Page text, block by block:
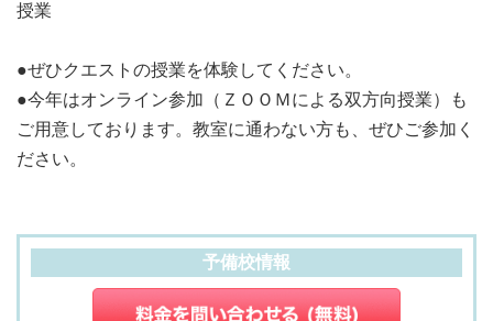
授業
●ぜひクエストの授業を体験してください。
●今年はオンライン参加（ＺＯＯＭによる双方向授業）も
ご用意しております。教室に通わない方も、ぜひご参加く
ださい。
予備校情報